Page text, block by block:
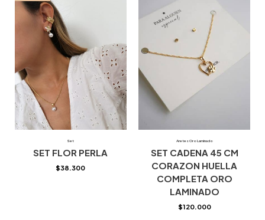
Set
SET FLOR PERLA
$38.300
Aretes Oro Laminado
SET CADENA 45 CM
CORAZON HUELLA
COMPLETA ORO
LAMINADO
$120.000